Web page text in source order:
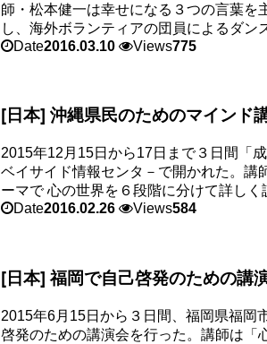
師・松本健一は幸せになる３つの言葉
し、海外ボランティアの団員によるダン
Date2016.03.10 Views775
[日本] 沖縄県民のためのマインド
2015年12月15日から17日まで３日間「
ベイサイド情報センタ－で開かれた。講
ーマで 心の世界を６段階に分けて詳しく
Date2016.02.26 Views584
[日本] 福岡で自己啓発のための講
2015年6月15日から３日間、福岡県福岡
啓発のための講演会を行った。講師は「